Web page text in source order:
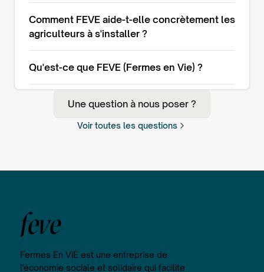
Comment FEVE aide-t-elle concrètement les
agriculteurs à s'installer ?
Qu'est-ce que FEVE (Fermes en Vie) ?
Une question à nous poser ?
Voir toutes les questions
feve
Fermes En ViE est une entreprise de
l'économie sociale et solidaire qui facilite